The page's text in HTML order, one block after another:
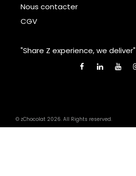
Nous contacter
CGV
"Share Z experience, we deliver"
© zChocolat 2026. All Rights reserved.